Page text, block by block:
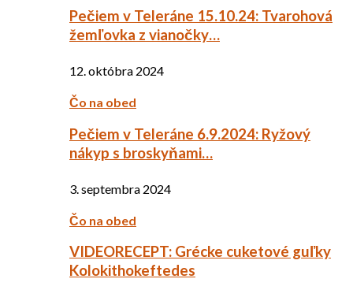
Pečiem v Teleráne 15.10.24: Tvarohová
žemľovka z vianočky…
12. októbra 2024
Čo na obed
Pečiem v Teleráne 6.9.2024: Ryžový
nákyp s broskyňami…
3. septembra 2024
Čo na obed
VIDEORECEPT: Grécke cuketové guľky
Kolokithokeftedes